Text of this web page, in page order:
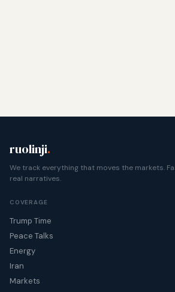
ruolinji.
We track everything that moves the markets.
real narratives.
COVERAGE
Trump Time
Peace Talks
Energy
Iran
Markets